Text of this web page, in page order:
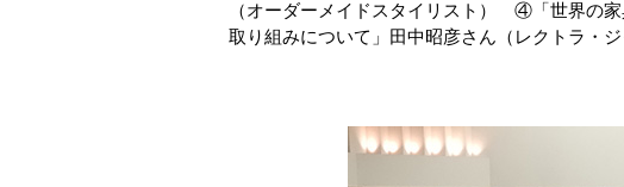
（オーダーメイドスタイリスト） ④「世界の
取り組みについて」田中昭彦さん（レクトラ・